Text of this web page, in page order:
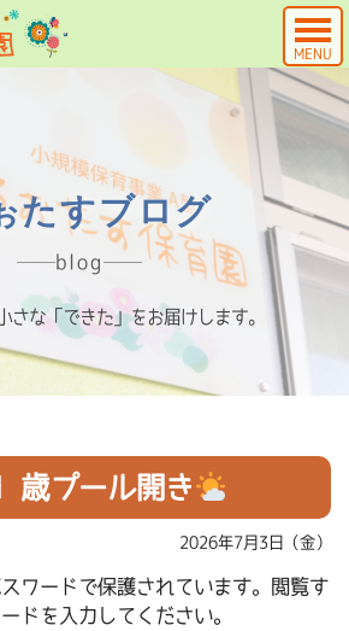
MENU
たすブログ
blog
さな「できた」をお届けします。
歳プール開き
2026年7月3日（金）
ワードで保護されています。閲覧す
ドを入力してください。